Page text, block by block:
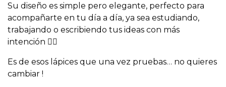
Su diseño es simple pero elegante, perfecto para
acompañarte en tu día a día, ya sea estudiando,
trabajando o escribiendo tus ideas con más
intención ✍🏻
Es de esos lápices que una vez pruebas… no quieres
cambiar !